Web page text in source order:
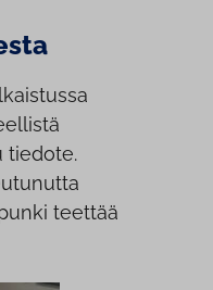
tiedote.
teettää